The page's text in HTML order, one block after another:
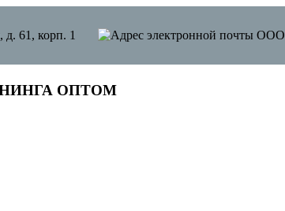
д. 61, корп. 1
ОПТОМ